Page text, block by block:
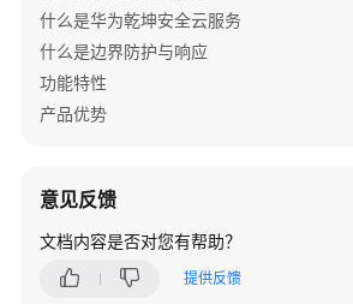
License
绍
设
警
理
什么是华为乾坤安全云服务
什么是边界防护与响应
功能特性
产品优势
意见反馈
文档内容是否对您有帮助？
提供反馈